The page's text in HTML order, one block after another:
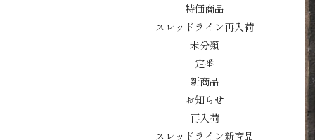
特価商品
スレッドライン再入荷
未分類
定番
新商品
お知らせ
再入荷
スレッドライン新商品